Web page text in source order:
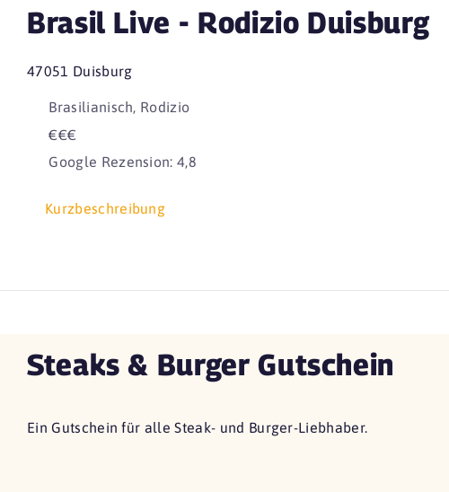
Brasil Live - Rodizio Duisburg
47051 Duisburg
Brasilianisch, Rodizio
€€€
Google Rezension: 4,8
Kurzbeschreibung
Steaks & Burger Gutschein
Ein Gutschein für alle Steak- und Burger-Liebhaber.